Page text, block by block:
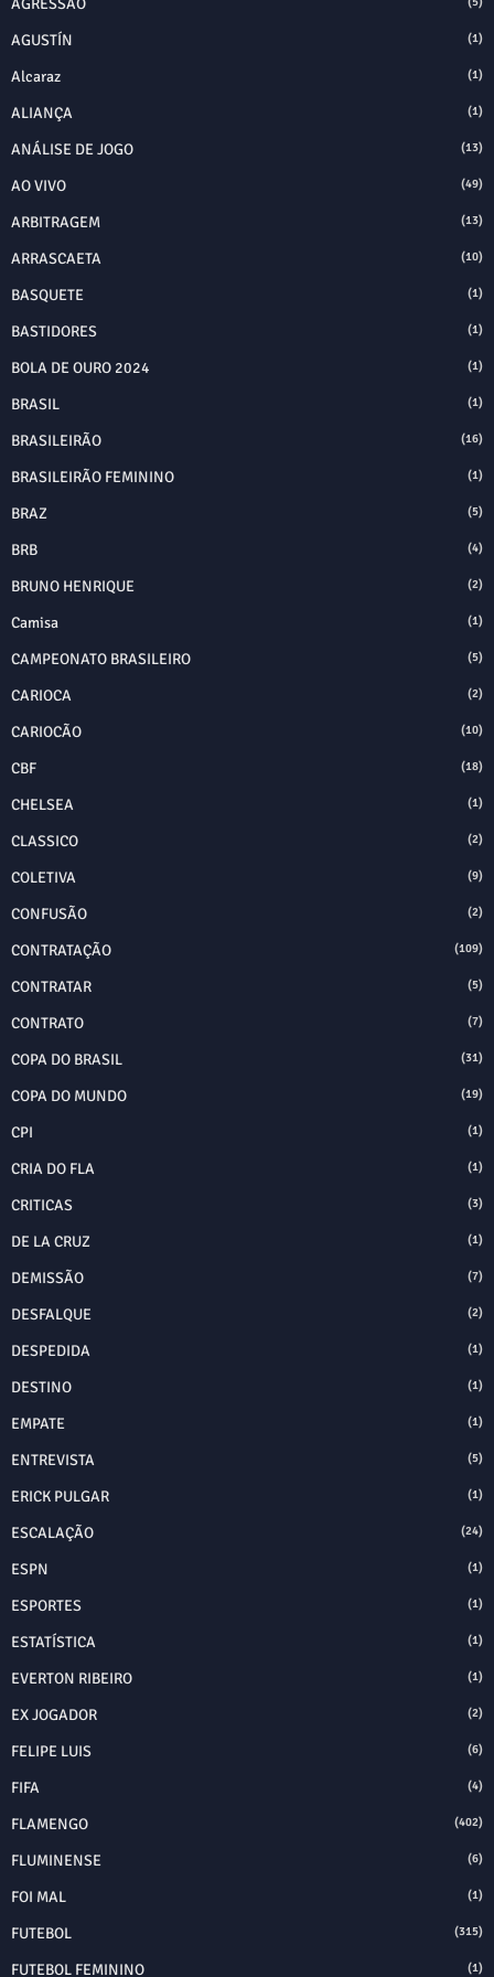
AGRESSÃO
AGUSTÍN (1)
Alcaraz (1)
ALIANÇA (1)
ANÁLISE DE JOGO (13)
AO VIVO (49)
ARBITRAGEM (13)
ARRASCAETA (10)
BASQUETE (1)
BASTIDORES (1)
BOLA DE OURO 2024 (1)
BRASIL (1)
BRASILEIRÃO (16)
BRASILEIRÃO FEMININO (1)
BRAZ (5)
BRB (4)
BRUNO HENRIQUE (2)
Camisa (1)
CAMPEONATO BRASILEIRO (5)
CARIOCA (2)
CARIOCÃO (10)
CBF (18)
CHELSEA (1)
CLASSICO (2)
COLETIVA (9)
CONFUSÃO (2)
CONTRATAÇÃO (109)
CONTRATAR (5)
CONTRATO (7)
COPA DO BRASIL (31)
COPA DO MUNDO (19)
CPI (1)
CRIA DO FLA (1)
CRITICAS (3)
DE LA CRUZ (1)
DEMISSÃO (7)
DESFALQUE (2)
DESPEDIDA (1)
DESTINO (1)
EMPATE (1)
ENTREVISTA (5)
ERICK PULGAR (1)
ESCALAÇÃO (24)
ESPN (1)
ESPORTES (1)
ESTATÍSTICA (1)
EVERTON RIBEIRO (1)
EX JOGADOR (2)
FELIPE LUIS (6)
FIFA (4)
FLAMENGO (402)
FLUMINENSE (6)
FOI MAL (1)
FUTEBOL (315)
FUTEBOL FEMININO (1)